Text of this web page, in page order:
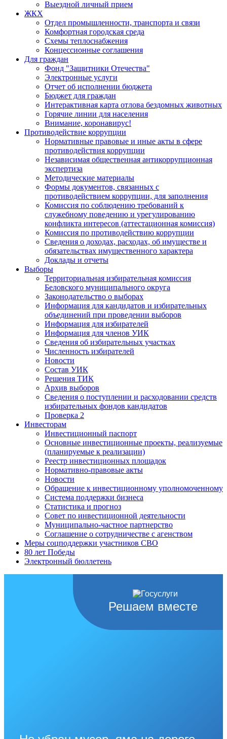
Выездной личный прием
ЖКХ
Отдел промышленности, транспорта и связи
Комфортная городская среда
Схемы теплоснабжения
Концессионные соглашения
Для граждан
Фонд "Защитники Отечества"
Электронные услуги
Отчет об исполнении бюджета
Бюджет для граждан
Интерактивная карта отлова бездомных животных
Горячие линии для населения
Внимание, коронавирус!
Противодействие коррупции
Нормативные правовые и иные акты в сфере
противодействия коррупции
Независимая общественная антикоррупционная
экспертиза
Методические материалы
Формы документов, связанных с
противодействием коррупции, для заполнения
Комиссия по соблюдению требований к
служебному поведению и урегулированию
конфликта интересов (аттестационная комиссия)
Комиссия по противодействию коррупции
Сведения о доходах, расходах, об имуществе и
обязательствах имущественного характера
Доклады и отчеты
Выборы
Территориальная избирательная комиссия
Беловского муниципального округа
Законодательство о выборах
Информация для кандидатов и избирательных
объединений при проведении выборов
Информация для избирателей
Информация для членов УИК
Сведения об избирательных участках
Численность избирателей
Новости
Состав УИК
Решения ТИК
Архив выборов
Сведения о поступлении и расходовании средств
избирательных фондов кандидатов
Проверка 2
Инвесторам
Инвестиционный паспорт
Основные инвестиционные проекты, реализуемые
(планируемые к реализации)
Реестр инвестиционных площадок
Нормативно-правовые акты
Новости
Обращение к инвестиционному уполномоченному
Система поддержки бизнеса
Статистика и прогноз
Совет по инвестиционной деятельности
Муниципально-частное партнерство
Соглашение о сотрудничестве с агенством
Меры соцподдержки участников СВО
80 лет Победы
Электронный бюллетень
Решаем вместе